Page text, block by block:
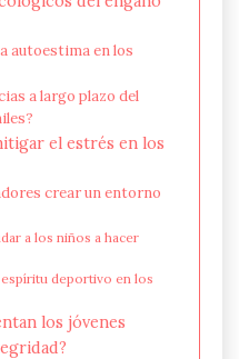
autoestima en los
a largo plazo del
el estrés en los
crear un entorno
a los niños a hacer
deportivo en los
los jóvenes